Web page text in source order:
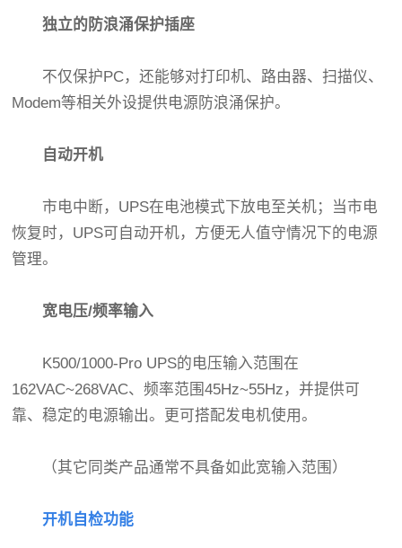
独立的防浪涌保护插座
不仅保护PC，还能够对打印机、路由器、扫描仪、
Modem等相关外设提供电源防浪涌保护。
自动开机
市电中断，UPS在电池模式下放电至关机；当市电
恢复时，UPS可自动开机，方便无人值守情况下的电源
管理。
宽电压/频率输入
K500/1000-Pro UPS的电压输入范围在
162VAC~268VAC、频率范围45Hz~55Hz，并提供可
靠、稳定的电源输出。更可搭配发电机使用。
（其它同类产品通常不具备如此宽输入范围）
开机自检功能